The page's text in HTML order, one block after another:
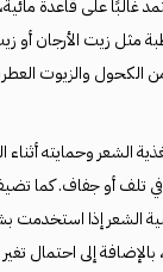
غالبًا على
زيت الأرجان أو
الكحول والزيوت
الشعر وحمايته
تلف أو جفاف. كما
ببنية الشعر إذا
إلى احتمال